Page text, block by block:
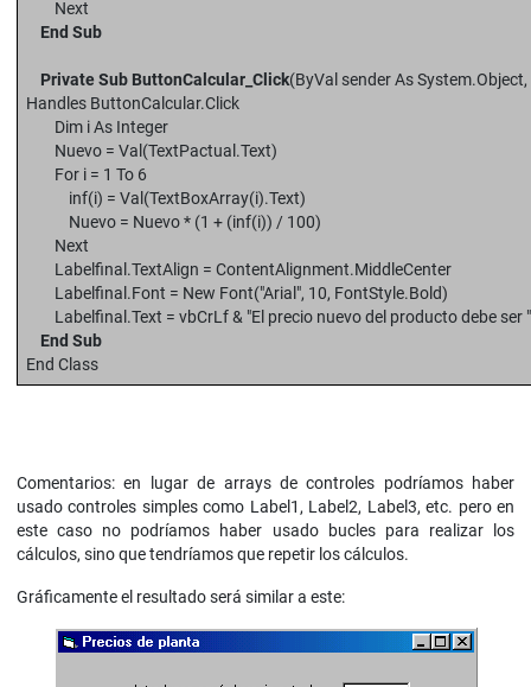
Next
End Sub
Private Sub ButtonCalcular_Click(ByVal sender As
Handles ButtonCalcular.Click
Dim i As Integer
Nuevo = Val(TextPactual.Text)
For i = 1 To 6
inf(i) = Val(TextBoxArray(i).Text)
Nuevo = Nuevo * (1 + (inf(i)) / 100)
Next
Labelfinal.TextAlign = ContentAlignment.MiddleCenter
Labelfinal.Font = New Font("Arial", 10, FontStyle.Bold)
Labelfinal.Text = vbCrLf & "El precio nuevo del producto debe ser
End Sub
End Class
Comentarios: en lugar de arrays de controles podríamos haber
usado controles simples como Label1, Label2, Label3, etc. pero en
este caso no podríamos haber usado bucles para realizar los
cálculos, sino que tendríamos que repetir los cálculos.
Gráficamente el resultado será similar a este: